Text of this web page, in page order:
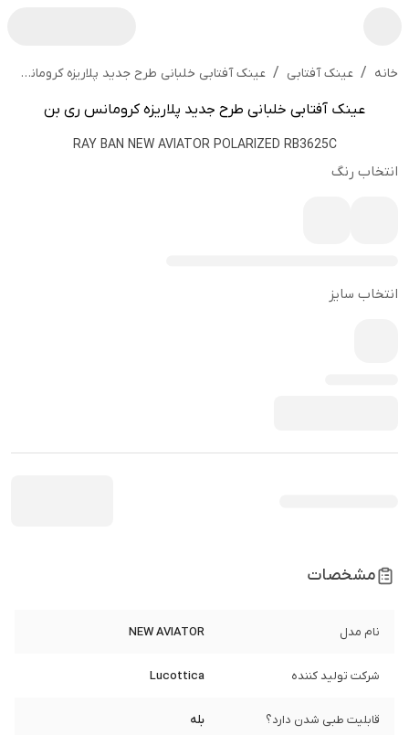
خانه / عینک آفتابی / عینک آفتابی خلبانی طرح جدید پلاریزه کرومانس ری بن
عینک آفتابی خلبانی طرح جدید پلاریزه کرومانس ری بن
RAY BAN NEW AVIATOR POLARIZED RB3625C
انتخاب رنگ
انتخاب سایز
مشخصات
نام مدل NEW AVIATOR
شرکت تولید کننده Lucottica
قابلیت طبی شدن دارد؟ بله